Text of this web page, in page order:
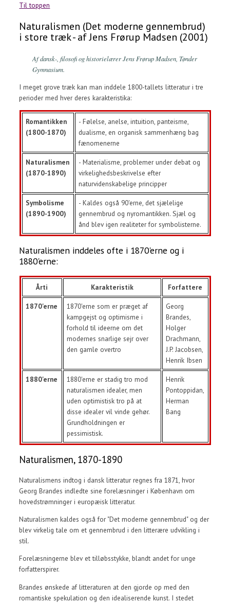
Til toppen
Naturalismen (Det moderne gennembrud)
i store træk - af Jens Frørup Madsen (2001)
Af dansk-, filosofi og historielærer Jens Frørup Madsen, Tønder
Gymnasium.
I meget grove træk kan man inddele 1800-tallets litteratur i tre
perioder med hver deres karakteristika:
Romantikken
(1800-1870)
- Følelse, anelse, intuition, panteisme,
dualisme, en organisk sammenhæng bag
fænomenerne
Naturalismen
(1870-1890)
- Materialisme, problemer under debat og
virkelighedsbeskrivelse efter
naturvidenskabelige principper
Symbolisme
(1890-1900)
- Kaldes også 90'erne, det sjælelige
gennembrud og nyromantikken. Sjæl og
ånd blev igen realiteter for symbolisterne.
Naturalismen inddeles ofte i 1870'erne og i
1880'erne:
Årti Karakteristik Forfattere
1870'erne
1870'erne som er præget af
kampgejst og optimisme i
forhold til ideerne om det
modernes snarlige sejr over
den gamle overtro
Georg
Brandes,
Holger
Drachmann,
J.P. Jacobsen,
Henrik Ibsen
1880'erne
1880'erne er stadig tro mod
naturalismen idealer, men
uden optimistisk tro på at
disse idealer vil vinde gehør.
Grundholdningen er
pessimistisk.
Henrik
Pontoppidan,
Herman
Bang
Naturalismen, 1870-1890
Naturalismens indtog i dansk litteratur regnes fra 1871, hvor
Georg Brandes indledte sine forelæsninger i København om
hovedstrømninger i europæisk litteratur.
Naturalismen kaldes også for "Det moderne gennembrud" og der
blev virkelig tale om et gennembrud i den litterære udvikling i
stil.
Forelæsningerne blev et tilløbsstykke, blandt andet for unge
forfatterspirer.
Brandes ønskede af litteraturen at den gjorde op med den
romantiske spekulation og den idealiserende kunst. I stedet